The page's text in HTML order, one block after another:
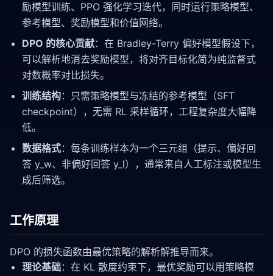
励模型训练、PPO 强化学习迭代，同时运行策略模型、
参考模型、奖励模型和价值网络。
DPO 的核心贡献：在 Bradley-Terry 偏好模型假设下，
可以解析地消去奖励模型，将对齐目标化简为纯监督式
对数概率对比损失。
训练结构：只需策略模型与冻结的参考模型（SFT
checkpoint），无需 RL 采样循环，工程复杂度大幅降
低。
数据格式：每条训练样本为一个三元组（提示、偏好回
答 y_w、非偏好回答 y_l），通常来自人工标注或模型生
成后筛选。
工作原理
DPO 的损失函数由最优策略的解析解推导而来。
理论基础：在 KL 散度约束下，最优奖励可以用策略模